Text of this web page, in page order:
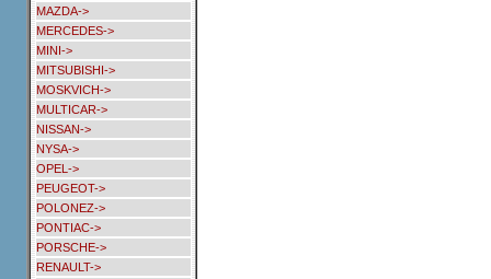
MAZDA->
MERCEDES->
MINI->
MITSUBISHI->
MOSKVICH->
MULTICAR->
NISSAN->
NYSA->
OPEL->
PEUGEOT->
POLONEZ->
PONTIAC->
PORSCHE->
RENAULT->